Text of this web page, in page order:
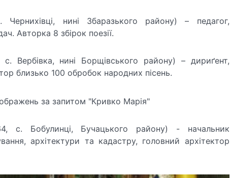
нині Збаразького району) – педагог,
Авторка 8 збірок поезії.
с. Вербівка, нині Борщівського району) – дириґент,
близько 100 обробок народних пісень.
с. Бобулинці, Бучацького району) - начальник
архітектури та кадастру, головний архітектор